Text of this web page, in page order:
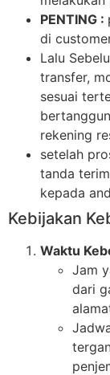
PENTING :
di
Lalu
transfer,
sesuai
rekening
setelah
tanda
kepada
Kebijakan
Waktu
Jam
dari